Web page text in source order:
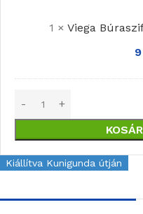
1 × Viega
Kiállítva Kunigunda útján